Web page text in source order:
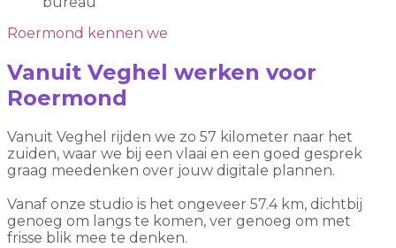
Roermond kennen we
Vanuit Veghel werken voor
Roermond
Vanuit Veghel rijden we zo 57 kilometer naar het
zuiden, waar we bij een vlaai en een goed gesprek
graag meedenken over jouw digitale plannen.
Vanaf onze studio is het ongeveer 57.4 km, dichtbij
genoeg om langs te komen, ver genoeg om met
frisse blik mee te denken.